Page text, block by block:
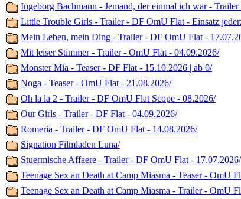
Ingeborg Bachmann - Jemand, der einmal ich war -
Little Trouble Girls - Trailer - DF OmU Flat - Einsatz
Mein Leben, mein Ding - Trailer - DF OmU Flat -
Mit leiser Stimmer - Trailer - OmU Flat - 04.09.2026/
Monster Mia - Teaser - DF Flat - 15.10.2026 | ab 0/
Noga - Teaser - OmU Flat - 21.08.2026/
Oh la la 2 - Trailer - DF OmU Flat Scope - 08.2026/
Our Girls - Trailer - DF Flat - 04.09.2026/
Romeria - Trailer - DF OmU Flat - 14.08.2026/
Signation Filmladen Luna/
Stuermische Affaere - Trailer - DF OmU Flat - 17.07.2026/
Teenage Sex an Death at Camp Miasma - Teaser - OmU
Teenage Sex an Death at Camp Miasma - Trailer - OmU